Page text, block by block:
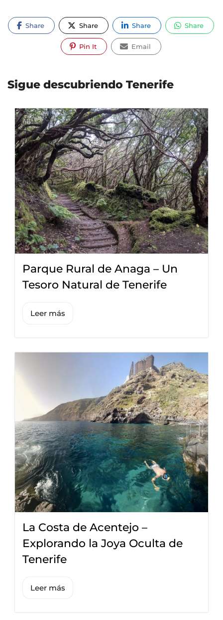
Share Share Share Share
Pin It Email
Sigue descubriendo Tenerife
Parque Rural de Anaga – Un
Tesoro Natural de Tenerife
Leer más
La Costa de Acentejo –
Explorando la Joya Oculta de
Tenerife
Leer más